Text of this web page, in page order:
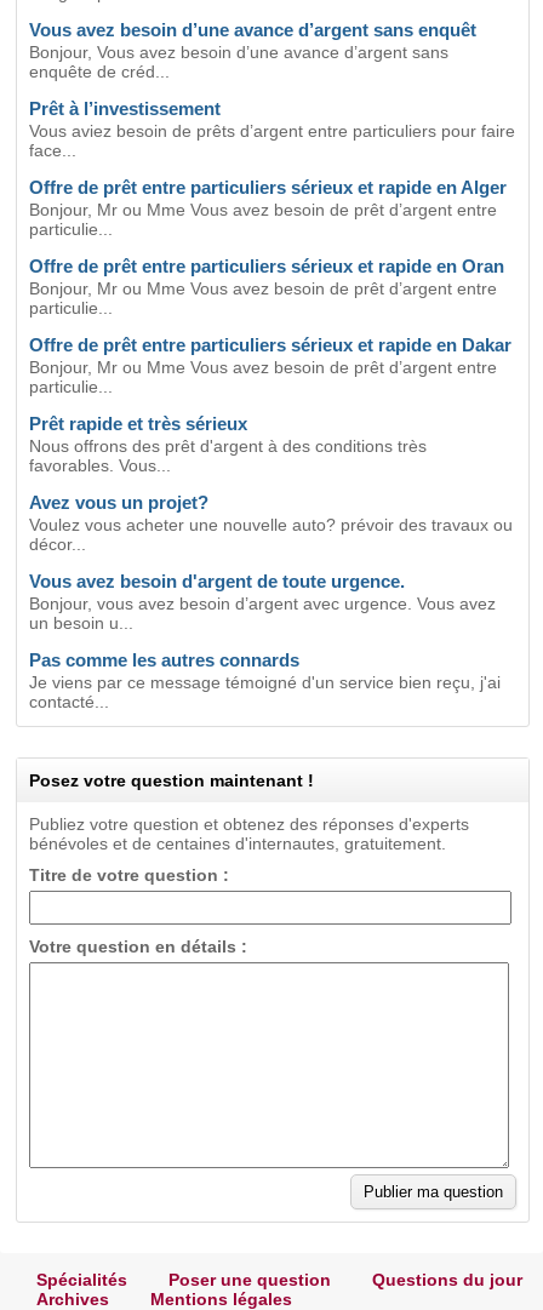
Vous avez besoin d’une avance d’argent sans enquêt
Bonjour, Vous avez besoin d’une avance d’argent sans
enquête de créd...
Prêt à l’investissement
Vous aviez besoin de prêts d’argent entre particuliers pour faire
face...
Offre de prêt entre particuliers sérieux et rapide en Alger
Bonjour, Mr ou Mme Vous avez besoin de prêt d’argent entre
particulie...
Offre de prêt entre particuliers sérieux et rapide en Oran
Bonjour, Mr ou Mme Vous avez besoin de prêt d’argent entre
particulie...
Offre de prêt entre particuliers sérieux et rapide en Dakar
Bonjour, Mr ou Mme Vous avez besoin de prêt d’argent entre
particulie...
Prêt rapide et très sérieux
Nous offrons des prêt d'argent à des conditions très
favorables. Vous...
Avez vous un projet?
Voulez vous acheter une nouvelle auto? prévoir des travaux ou
décor...
Vous avez besoin d'argent de toute urgence.
Bonjour, vous avez besoin d’argent avec urgence. Vous avez
un besoin u...
Pas comme les autres connards
Je viens par ce message témoigné d'un service bien reçu, j'ai
contacté...
Posez votre question maintenant !
Publiez votre question et obtenez des réponses d'experts
bénévoles et de centaines d'internautes, gratuitement.
Titre de votre question :
Votre question en détails :
Spécialités Poser une question
Questions du jour
Archives
Mentions légales